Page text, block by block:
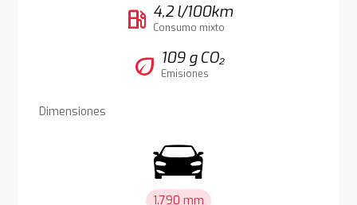
local_gas_station 4,2 l/100km
Consumo mixto
eco 109 g CO₂
Emisiones
Dimensiones
1.790 mm